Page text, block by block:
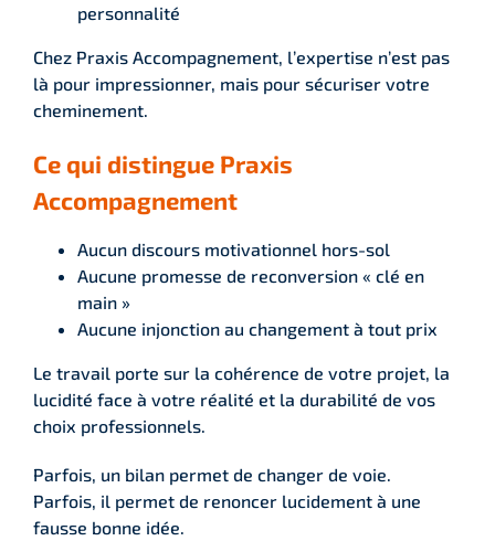
personnalité
Chez Praxis Accompagnement, l’expertise n’est pas
là pour impressionner, mais pour sécuriser votre
cheminement.
Ce qui distingue Praxis
Accompagnement
Aucun discours motivationnel hors-sol
Aucune promesse de reconversion « clé en
main »
Aucune injonction au changement à tout prix
Le travail porte sur la cohérence de votre projet, la
lucidité face à votre réalité et la durabilité de vos
choix professionnels.
Parfois, un bilan permet de changer de voie.
Parfois, il permet de renoncer lucidement à une
fausse bonne idée.